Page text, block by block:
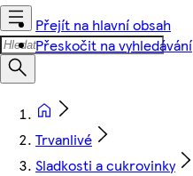
Přejít na hlavní obsah
Přeskočit na vyhledávání
Trvanlivé
Sladkosti a cukrovinky